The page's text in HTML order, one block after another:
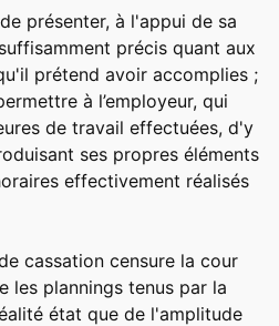
présenter, à l'appui de sa
précis quant aux
prétend avoir accomplies ;
à l’employeur, qui
de travail effectuées, d'y
ses propres éléments
effectivement réalisés
cassation censure la cour
les plannings tenus par la
état que de l'amplitude